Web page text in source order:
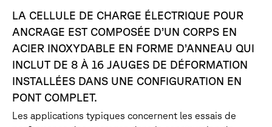
LA CELLULE DE CHARGE ÉLECTRIQUE POUR
ANCRAGE EST COMPOSÉE D’UN CORPS EN
ACIER INOXYDABLE EN FORME D’ANNEAU QUI
INCLUT DE 8 À 16 JAUGES DE DÉFORMATION
INSTALLÉES DANS UNE CONFIGURATION EN
PONT COMPLET.
Les applications typiques concernent les essais de